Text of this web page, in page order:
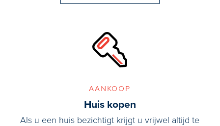
aankoop
Huis kopen
Als u een huis bezichtigt krijgt u vrijwel altijd te